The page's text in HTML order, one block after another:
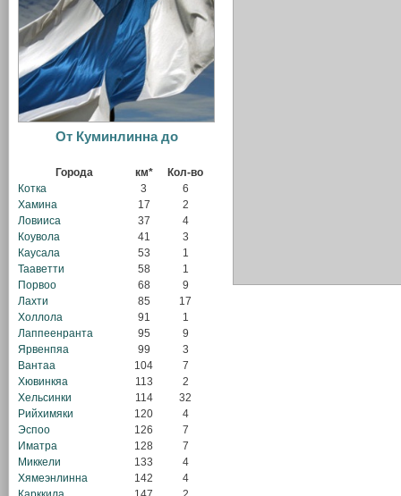
От Куминлинна до
Города км*
Кол-во
Котка
3
6
Хамина
17
2
Ловииса
37
4
Коувола
41
3
Каусала
53
1
Тааветти
58
1
Порвоо
68
9
Лахти
85
17
Холлола
91
1
Лаппеенранта
95
9
Ярвенпяа
99
3
Вантаа
104
7
Хювинкяа
113
2
Хельсинки
114
32
Рийхимяки
120
4
Эспоо
126
7
Иматра
128
7
Миккели
133
4
Хямеэнлинна
142
4